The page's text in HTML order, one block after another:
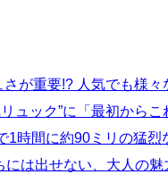
が重要!? 人気でも様
ュック”に「最初から
1時間に約90ミリの猛
は出せない、大人の